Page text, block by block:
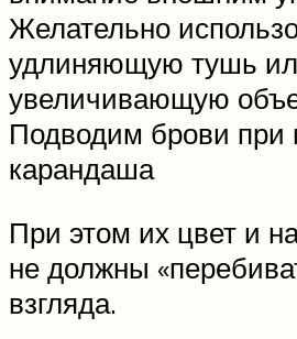
Желательно
удлиняющую тушь
увеличивающую
Подводим брови
карандаша
При этом их цвет и
не должны
взгляда.